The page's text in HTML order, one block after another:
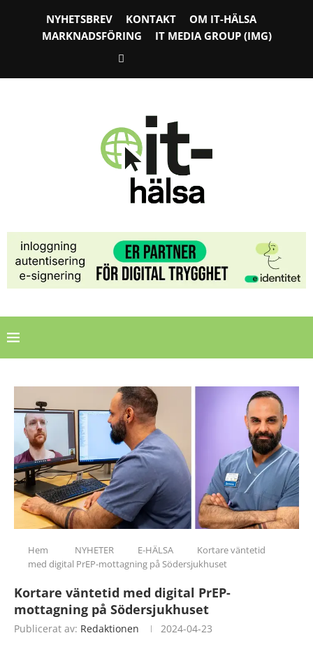
NYHETSBREV KONTAKT
OM IT-HÄLSA
MARKNADSFÖRING
IT MEDIA GROUP (IMG)
Hem NYHETER E-HÄLSA
Kortare väntetid
med digital PrEP-mottagning på Södersjukhuset
Kortare väntetid med digital PrEP-
mottagning på Södersjukhuset
Publicerat av: Redaktionen 2024-04-23